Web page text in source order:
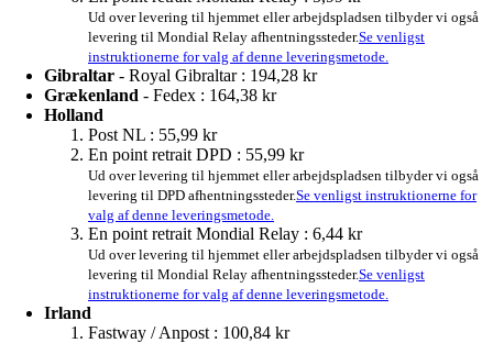
Ud over levering til hjemmet eller arbejdspladsen tilbyder vi også
levering til Mondial Relay afhentningssteder.Se venligst
instruktionerne for valg af denne leveringsmetode.
Gibraltar - Royal Gibraltar : 194,28 kr
Grækenland - Fedex : 164,38 kr
Holland
Post NL : 55,99 kr
En point retrait DPD : 55,99 kr
Ud over levering til hjemmet eller arbejdspladsen tilbyder vi også
levering til DPD afhentningssteder.Se venligst instruktionerne for
valg af denne leveringsmetode.
En point retrait Mondial Relay : 6,44 kr
Ud over levering til hjemmet eller arbejdspladsen tilbyder vi også
levering til Mondial Relay afhentningssteder.Se venligst
instruktionerne for valg af denne leveringsmetode.
Irland
Fastway / Anpost : 100,84 kr